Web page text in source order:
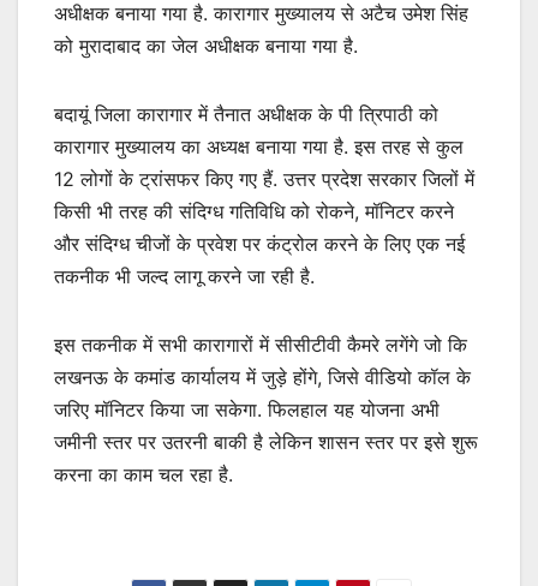
अधीक्षक बनाया गया है. कारागार मुख्यालय से अटैच उमेश सिंह
को मुरादाबाद का जेल अधीक्षक बनाया गया है.
बदायूं जिला कारागार में तैनात अधीक्षक के पी त्रिपाठी को
कारागार मुख्यालय का अध्यक्ष बनाया गया है. इस तरह से कुल
12 लोगों के ट्रांसफर किए गए हैं. उत्तर प्रदेश सरकार जिलों में
किसी भी तरह की संदिग्ध गतिविधि को रोकने, मॉनिटर करने
और संदिग्ध चीजों के प्रवेश पर कंट्रोल करने के लिए एक नई
तकनीक भी जल्द लागू करने जा रही है.
इस तकनीक में सभी कारागारों में सीसीटीवी कैमरे लगेंगे जो कि
लखनऊ के कमांड कार्यालय में जुड़े होंगे, जिसे वीडियो कॉल के
जरिए मॉनिटर किया जा सकेगा. फिलहाल यह योजना अभी
जमीनी स्तर पर उतरनी बाकी है लेकिन शासन स्तर पर इसे शुरू
करना का काम चल रहा है.